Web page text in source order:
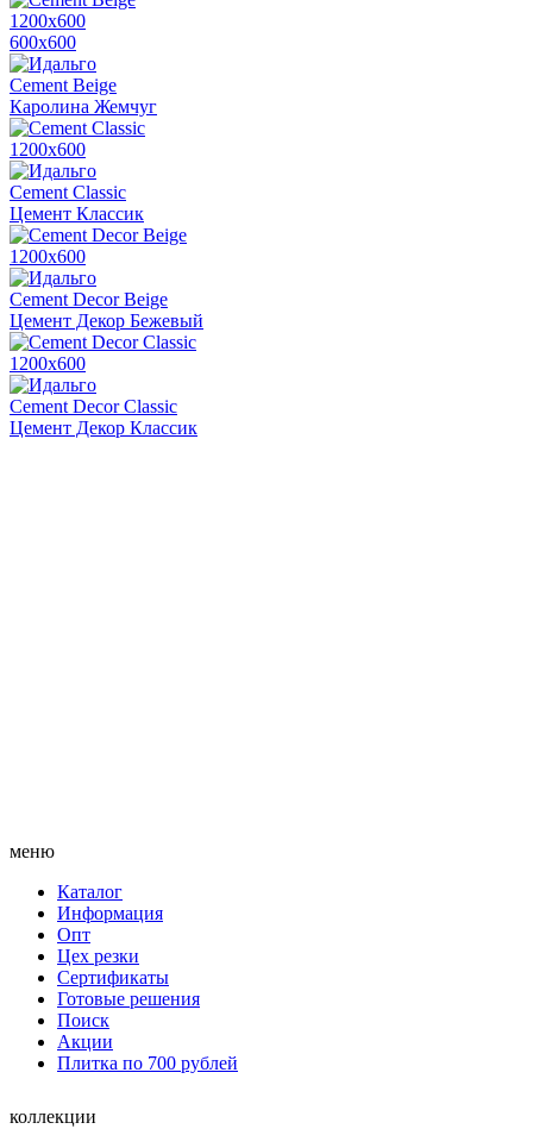
1200х600
600х600
Cement Beige
Каролина Жемчуг
1200х600
Cement Classic
Цемент Классик
1200х600
Cement Decor Beige
Цемент Декор Бежевый
1200х600
Cement Decor Classic
Цемент Декор Классик
меню
Каталог
Информация
Опт
Цех резки
Сертификаты
Готовые решения
Поиск
Акции
Плитка по 700 рублей
коллекции